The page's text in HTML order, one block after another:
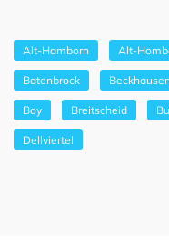
Alt-Hamborn Alt-
Batenbrock
Boy Breitscheid
Dellviertel